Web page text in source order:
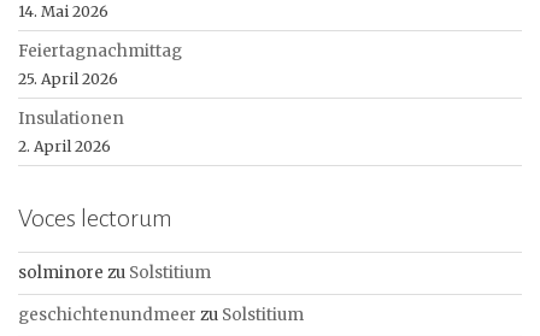
14. Mai 2026
Feiertagnachmittag
25. April 2026
Insulationen
2. April 2026
Voces lectorum
solminore zu Solstitium
geschichtenundmeer zu Solstitium